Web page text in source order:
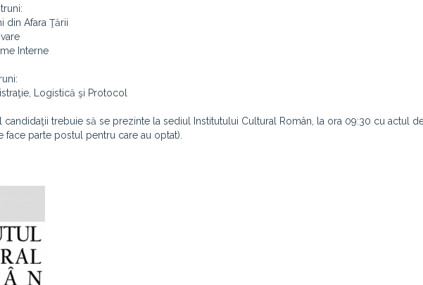
din Afara Ţării
Interne
Logistică şi Protocol
candidaţii trebuie să se prezinte la sediul Institutului Cultural Român, la ora 09:30 cu actul
face parte postul pentru care au optat).